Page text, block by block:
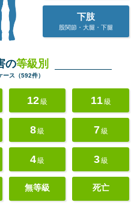
下肢
股関節・大腿・下腿
の等級別
ース（592件）
12級 11級
8級 7級
4級 3級
無等級 死亡